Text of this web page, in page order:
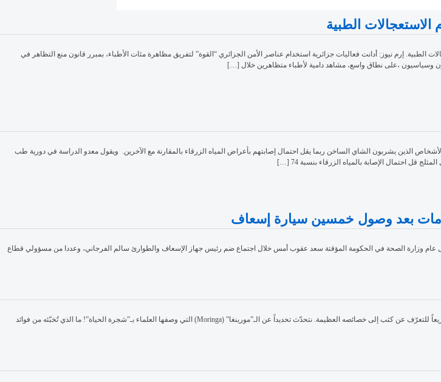
الطبية
الطبية. إرم نيوز: أدانت فعاليات جزائرية استخدام عناصر الأمن الجزائري “القوة” لتفريق مظاهرة مئات الأطباء، بمبرر قانون منع التظاهر في
الذين يشربون الشاي الساخن ربما يقل احتمال إصابتهم بأعراض المياه الزرقاء بالمقارنة مع الآخرين. ويقول معدو الدراسة في دورية طب
قل احتمال الإصابة بالمياه الزرقاء بنسبة 74 […]
بعد وصول خمسين سيارة إسعاف
عام وزارة الصحة في الحكومة المؤقتة سعد عقوب أمس خلال اجتماع ضم رئيس جهاز الإسعاف والطوارئ سالم الفرجاني، وعددا من مسؤولي قطاع
الديار:إسمٌ جديد ينضمّ إلى لائحة الـ”Superfood” على وشك أن يُحدث “زلزالاً” في عالم التغذية، لا بدّ من تسليط الضوء عليه سريعاً للتعرّف عن كثب إلى خصائصه العظيمة. نتحدّث تحديداً عن الـ”مورينغا” (Moringa) التي وصفها العلماء بـ”شجرة الحياة”! ما الذي تُخبّئه من فوائد